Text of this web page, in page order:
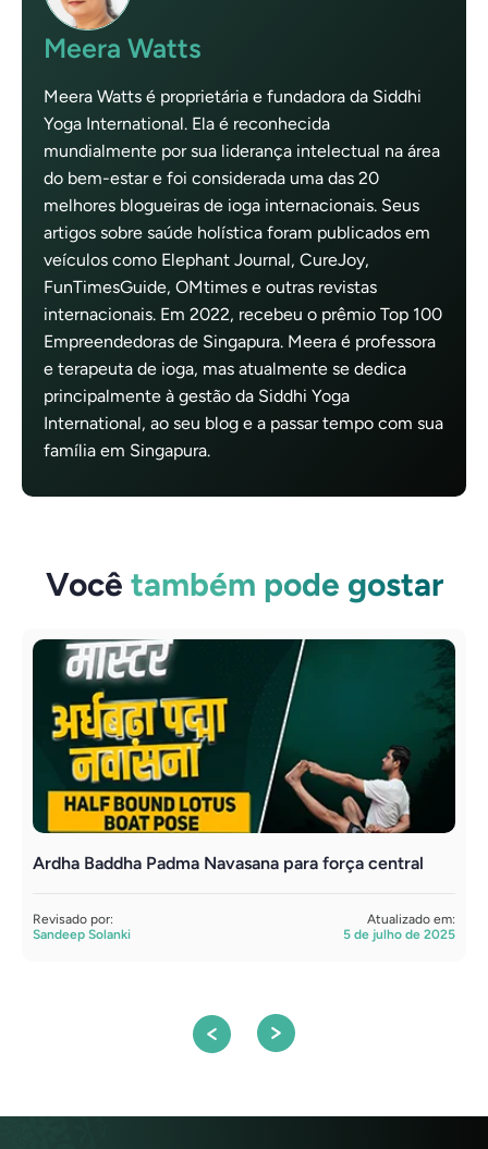
Meera Watts
Meera Watts é proprietária e fundadora da Siddhi
Yoga International. Ela é reconhecida
mundialmente por sua liderança intelectual na área
do bem-estar e foi considerada uma das 20
melhores blogueiras de ioga internacionais. Seus
artigos sobre saúde holística foram publicados em
veículos como Elephant Journal, CureJoy,
FunTimesGuide, OMtimes e outras revistas
internacionais. Em 2022, recebeu o prêmio Top 100
Empreendedoras de Singapura. Meera é professora
e terapeuta de ioga, mas atualmente se dedica
principalmente à gestão da Siddhi Yoga
International, ao seu blog e a passar tempo com sua
família em Singapura.
Você também pode gostar
Ardha Baddha Padma Navasana para força central
Revisado por:
Sandeep Solanki
Atualizado em:
5 de julho de 2025